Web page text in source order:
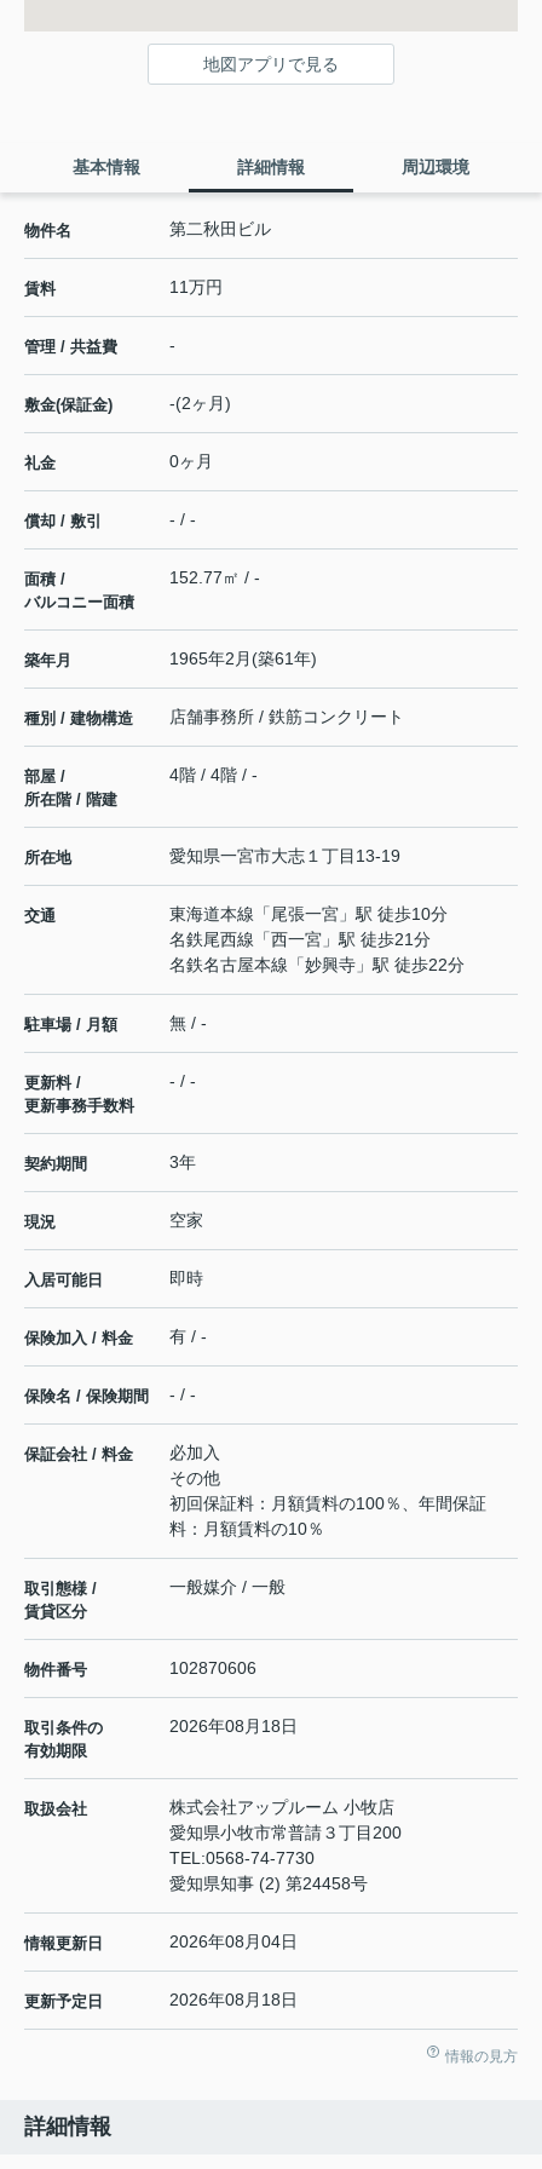
地図アプリで見る
基本情報 詳細情報 周辺環境
物件名 第二秋田ビル
賃料 11万円
管理 / 共益費 -
敷金(保証金) -(2ヶ月)
礼金 0ヶ月
償却 / 敷引 - / -
面積 /
バルコニー面積
152.77㎡ / -
築年月 1965年2月(築61年)
種別 / 建物構造 店舗事務所 / 鉄筋コンクリート
部屋 /
所在階 / 階建
4階 / 4階 / -
所在地 愛知県一宮市大志 １丁目13-19
交通 東海道本線 「尾張一宮 」駅 徒歩10分
名鉄尾西線 「西一宮 」駅 徒歩21分
名鉄名古屋本線 「妙興寺 」駅 徒歩22分
駐車場 / 月額 無 / -
更新料 /
更新事務手数料
- / -
契約期間 3年
現況 空家
入居可能日 即時
保険加入 / 料金 有 / -
保険名 / 保険期間 - / -
保証会社 / 料金
必加入
その他
初回保証料：月額賃料の100％、年間保証
料：月額賃料の10％
取引態様 /
賃貸区分
一般媒介 / 一般
物件番号 102870606
取引条件の
有効期限
2026年08月18日
取扱会社
株式会社アップルーム 小牧店
愛知県小牧市常普請３丁目200
TEL:0568-74-7730
愛知県知事 (2) 第24458号
情報更新日 2026年08月04日
更新予定日 2026年08月18日
情報の見方
詳細情報